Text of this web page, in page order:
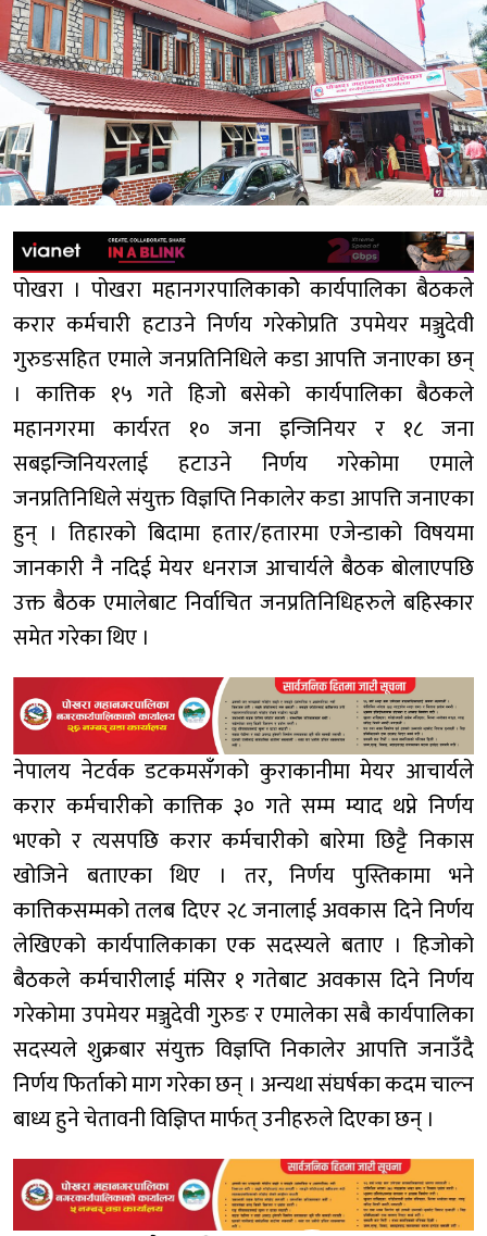
पोखरा । पोखरा महानगरपालिकाकोे कार्यपालिका बैठकले
करार कर्मचारी हटाउने निर्णय गरेकोप्रति उपमेयर मञ्जुदेवी
गुरुङसहित एमाले जनप्रतिनिधिले कडा आपत्ति जनाएका छन्
। कात्तिक १५ गते हिजो बसेको कार्यपालिका बैठकले
महानगरमा कार्यरत १० जना इन्जिनियर र १८ जना
सबइन्जिनियरलाई हटाउने निर्णय गरेकोमा एमाले
जनप्रतिनिधिले संयुक्त विज्ञप्ति निकालेर कडा आपत्ति जनाएका
हुन् । तिहारको बिदामा हतार/हतारमा एजेन्डाको विषयमा
जानकारी नै नदिई मेयर धनराज आचार्यले बैठक बोलाएपछि
उक्त बैठक एमालेबाट निर्वाचित जनप्रतिनिधिहरुले बहिस्कार
समेत गरेका थिए ।
नेपालय नेटर्वक डटकमसँगको कुराकानीमा मेयर आचार्यले
करार कर्मचारीको कात्तिक ३० गते सम्म म्याद थप्ने निर्णय
भएको र त्यसपछि करार कर्मचारीको बारेमा छिट्टै निकास
खोजिने बताएका थिए । तर, निर्णय पुस्तिकामा भने
कात्तिकसम्मको तलब दिएर २८ जनालाई अवकास दिने निर्णय
लेखिएको कार्यपालिकाका एक सदस्यले बताए । हिजोको
बैठकले कर्मचारीलाई मंसिर १ गतेबाट अवकास दिने निर्णय
गरेकोमा उपमेयर मञ्जुदेवी गुरुङ र एमालेका सबै कार्यपालिका
सदस्यले शुक्रबार संयुक्त विज्ञप्ति निकालेर आपत्ति जनाउँदै
निर्णय फिर्ताको माग गरेका छन् । अन्यथा संघर्षका कदम चाल्न
बाध्य हुने चेतावनी विज्ञिप्त मार्फत् उनीहरुले दिएका छन् ।